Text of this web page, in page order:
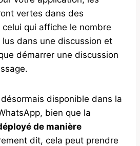
vertes dans des
qui affiche le nombre
dans une discussion et
démarrer une discussion
disponible dans la
bien que la
de manière
dit, cela peut prendre